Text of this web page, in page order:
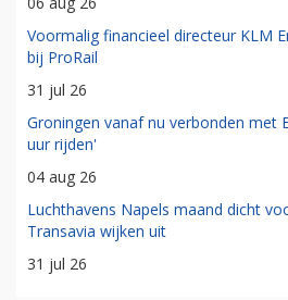
Voormalig financieel directeur KLM
bij ProRail
31 jul 26
Groningen vanaf nu verbonden met
uur rijden'
04 aug 26
Luchthavens Napels maand dicht
Transavia wijken uit
31 jul 26